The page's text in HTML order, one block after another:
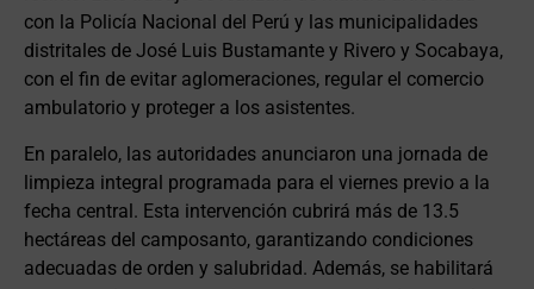
con la Policía Nacional del Perú y las municipalidades
distritales de José Luis Bustamante y Rivero y Socabaya,
con el fin de evitar aglomeraciones, regular el comercio
ambulatorio y proteger a los asistentes.
En paralelo, las autoridades anunciaron una jornada de
limpieza integral programada para el viernes previo a la
fecha central. Esta intervención cubrirá más de 13.5
hectáreas del camposanto, garantizando condiciones
adecuadas de orden y salubridad. Además, se habilitará